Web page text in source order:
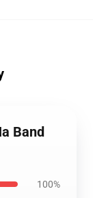
Band
100%